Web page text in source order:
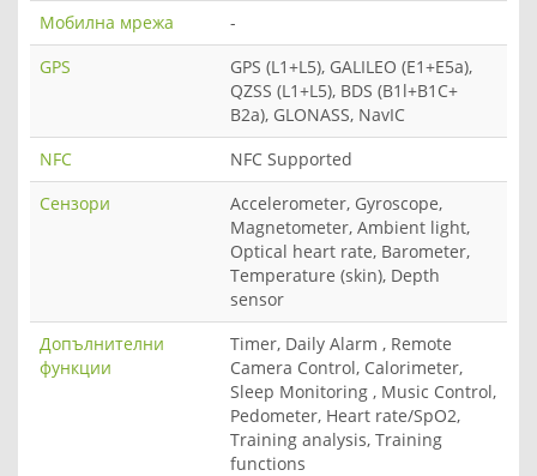
Мобилна мрежа
-
GPS
GPS (L1+L5), GALILEO (E1+E5a),
QZSS (L1+L5), BDS (B1l+B1C+
B2a), GLONASS, NavIC
NFC
NFC Supported
Сензори
Accelerometer, Gyroscope,
Magnetometer, Ambient light,
Optical heart rate, Barometer,
Temperature (skin), Depth
sensor
Допълнителни
функции
Timer, Daily Alarm , Remote
Camera Control, Calorimeter,
Sleep Monitoring , Music Control,
Pedometer, Heart rate/SpO2,
Training analysis, Training
functions